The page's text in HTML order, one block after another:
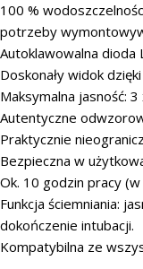
100 %
potrzeby
Autoklawowalna dioda
Doskonały widok
Maksymalna jasność:
Autentyczne
Praktycznie
Bezpieczna w
Ok. 10 godzin pracy
Funkcja ściemniania:
dokończenie intubacji.
Kompatybilna ze